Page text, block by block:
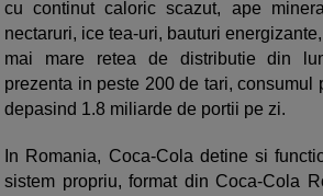
cu continut caloric scazut, ape
nectaruri, ice tea-uri, bauturi energizante,
mai mare retea de distributie din
prezenta in peste 200 de tari, consumul
depasind 1.8 miliarde de portii pe zi.
In Romania, Coca-Cola detine si
sistem propriu, format din Coca-Cola